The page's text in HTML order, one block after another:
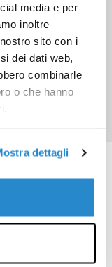
media e per
inoltre
sito con i
dei dati web,
combinarle
o che hanno
dettagli